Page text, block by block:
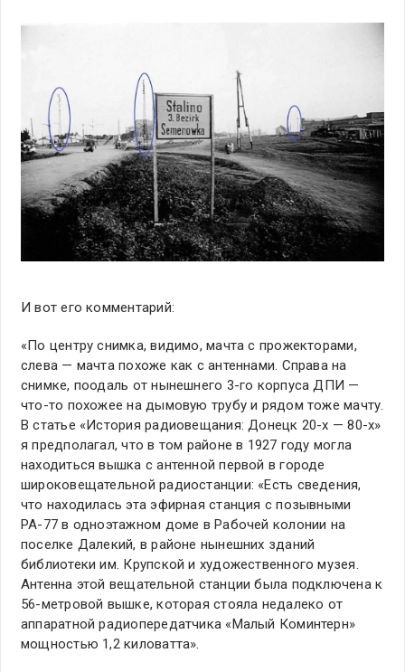
И вот его комментарий:
«По центру снимка, видимо, мачта с прожекторами,
слева — мачта похоже как с антеннами. Справа на
снимке, поодаль от нынешнего 3-го корпуса ДПИ —
что-то похожее на дымовую трубу и рядом тоже мачту.
В статье «История радиовещания: Донецк 20-х — 80-х»
я предполагал, что в том районе в 1927 году могла
находиться вышка с антенной первой в городе
широковещательной радиостанции: «Есть сведения,
что находилась эта эфирная станция с позывными
РА-77 в одноэтажном доме в Рабочей колонии на
поселке Далекий, в районе нынешних зданий
библиотеки им. Крупской и художественного музея.
Антенна этой вещательной станции была подключена к
56-метровой вышке, которая стояла недалеко от
аппаратной радиопередатчика «Малый Коминтерн»
мощностью 1,2 киловатта».